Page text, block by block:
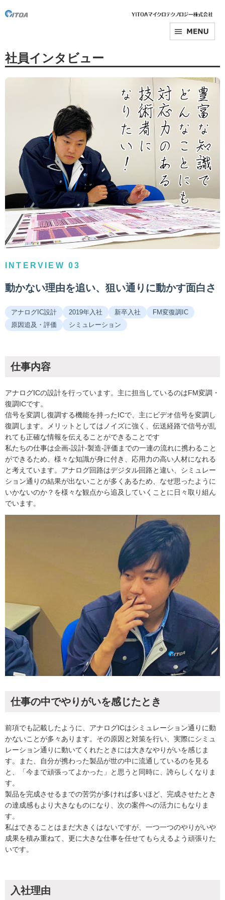
社員インタビュー
INTERVIEW 03
動かない理由を追い、狙い通りに動かす面白さ
アナログIC設計 2019年入社 新卒入社
FM変復調IC
原因追及・評価
シミュレーション
仕事内容
アナログICの設計を行っています。主に担当しているのはFM変調・
復調ICです。
信号を変調し復調する機能を持ったICで、主にビデオ信号を変調し
復調します。メリットとしてはノイズに強く、伝送経路で信号が乱
れても正確な情報を伝えることができることです
私たちの仕事は企画-設計-製造-評価までの一連の流れに携わること
ができるため、様々な知識が身に付き、応用力の高い人材になれる
と考えています。アナログ回路はデジタル回路と違い、シミュレー
ション通りの結果が出ないことが多くあるため、なぜ思ったように
いかないのか？を様々な観点から追及していくことに日々取り組ん
でいます。
仕事の中でやりがいを感じたとき
前項でも記載したように、アナログICはシミュレーション通りに動
かないことが多々あります。その原因と対策を行い、実際にシミュ
レーション通りに動いてくれたときには大きなやりがいを感じま
す。また、自分が携わった製品が世の中に流通しているのを見る
と、「今まで頑張ってよかった」と思うと同時に、誇らしくなりま
す。
製品を完成させるまでの苦労が多ければ多いほど、完成させたとき
の達成感もより大きなものになり、次の案件への活力にもなりま
す。
私はできることはまだ大きくはないですが、一つ一つのやりがいや
成果を積み重ねて、更に大きな仕事を任せてもらえるよう頑張りた
いです。
入社理由